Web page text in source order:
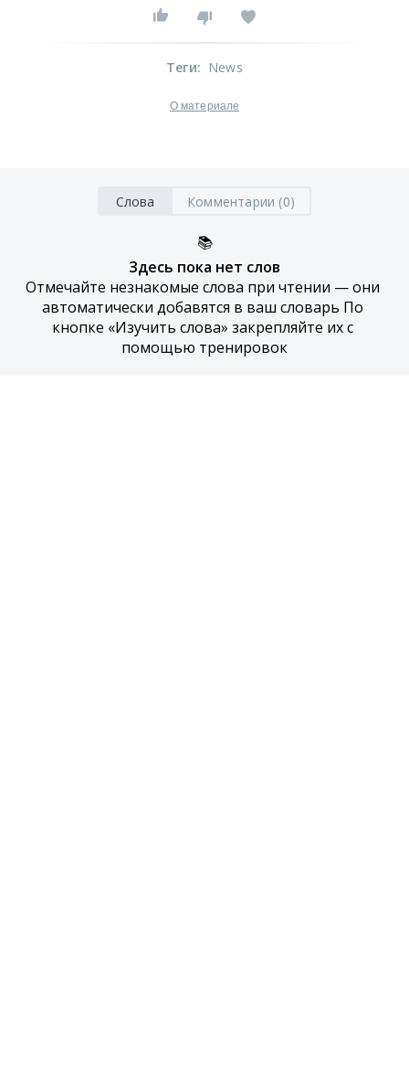
Теги: News
О материале
Слова Комментарии (0)
📚
Здесь пока нет слов
Отмечайте незнакомые слова при чтении — они
автоматически добавятся в ваш словарь По
кнопке «Изучить слова» закрепляйте их с
помощью тренировок